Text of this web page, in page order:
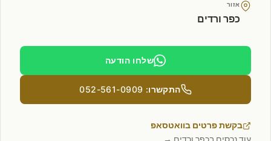
אזור
כפר ורדים
שלחו הודעה
התקשרו: 052-561-0909
בקשת פרטים בוואטסאפ